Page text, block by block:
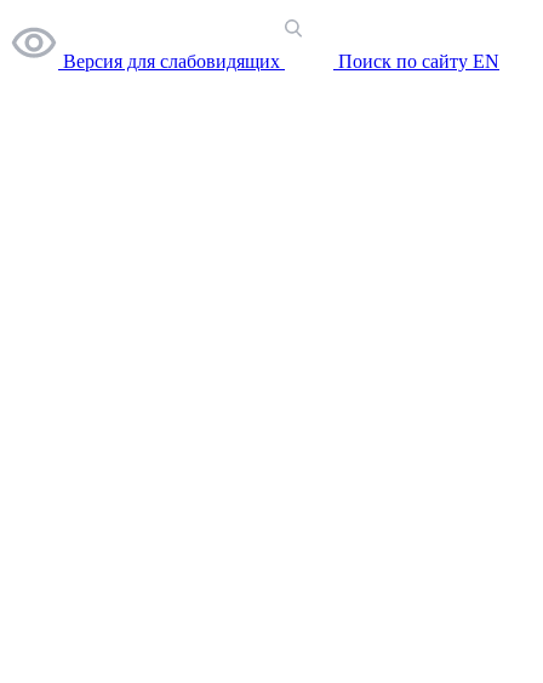
Версия для слабовидящих Поиск по сайту EN